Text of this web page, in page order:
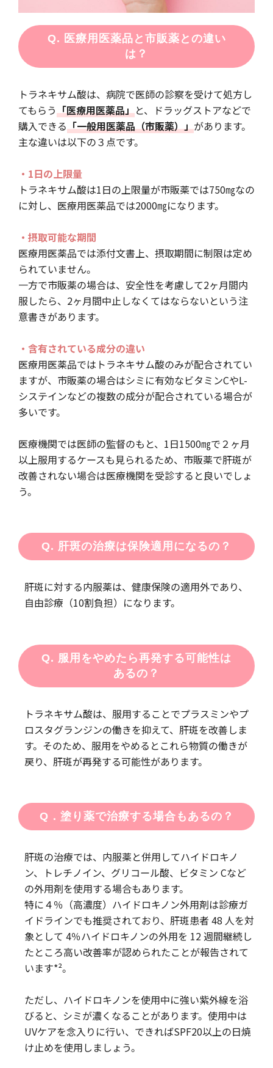
Q. 医療用医薬品と市販薬との違い
は？
トラネキサム酸は、病院で医師の診察を受けて処方し
てもらう「医療用医薬品」と、ドラッグストアなどで
購入できる「一般用医薬品（市販薬）」があります。
主な違いは以下の３点です。
・1日の上限量
トラネキサム酸は1日の上限量が市販薬では750㎎なの
に対し、医療用医薬品では2000㎎になります。
・摂取可能な期間
医療用医薬品では添付文書上、摂取期間に制限は定め
られていません。
一方で市販薬の場合は、安全性を考慮して2ヶ月間内
服したら、2ヶ月間中止しなくてはならないという注
意書きがあります。
・含有されている成分の違い
医療用医薬品ではトラネキサム酸のみが配合されてい
ますが、市販薬の場合はシミに有効なビタミンCやL-
システインなどの複数の成分が配合されている場合が
多いです。
医療機関では医師の監督のもと、1日1500㎎で２ヶ月
以上服用するケースも見られるため、市販薬で肝斑が
改善されない場合は医療機関を受診すると良いでしょ
う。
Q. 肝斑の治療は保険適用になるの？
肝斑に対する内服薬は、健康保険の適用外であり、
自由診療（10割負担）になります。
Q. 服用をやめたら再発する可能性は
あるの？
トラネキサム酸は、服用することでプラスミンやプ
ロスタグランジンの働きを抑えて、肝斑を改善しま
す。そのため、服用をやめるとこれら物質の働きが
戻り、肝斑が再発する可能性があります。
Q．塗り薬で治療する場合もあるの？
肝斑の治療では、内服薬と併用してハイドロキノ
ン、トレチノイン、グリコール酸、ビタミン Cなど
の外用剤を使用する場合もあります。
特に４％（高濃度）ハイドロキノン外用剤は診療ガ
イドラインでも推奨されており、肝斑患者 48 人を対
象として 4％ハイドロキノンの外用を 12 週間継続し
たところ高い改善率が認められたことが報告されて
います*²。
ただし、ハイドロキノンを使用中に強い紫外線を浴
びると、シミが濃くなることがあります。使用中は
UVケアを念入りに行い、できればSPF20以上の日焼
け止めを使用しましょう。